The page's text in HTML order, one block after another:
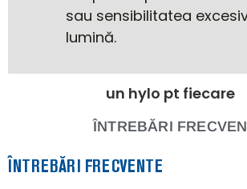
sau sensibilitatea
lumină.
ÎNTREBĂRI
ÎNTREBĂRI FRECVENTE